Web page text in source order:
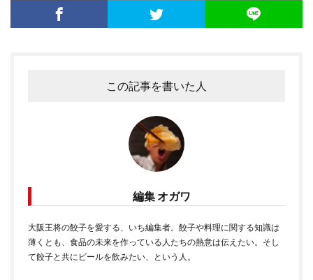
この記事を書いた人
編集 オガワ
大阪王将の餃子を愛する、いち編集者。餃子や料理に関する知識は
薄くとも、食品の未来を作っている人たちの熱意は伝えたい。そし
て餃子と共にビールを飲みたい、という人。